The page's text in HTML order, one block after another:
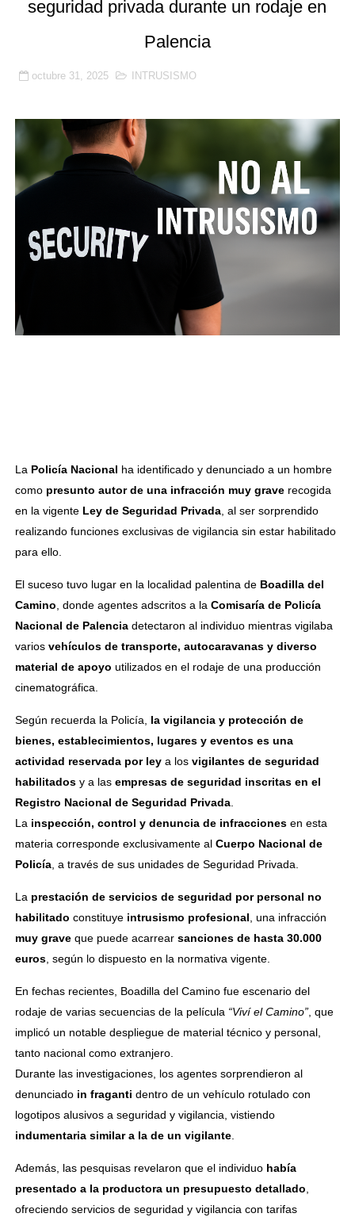
Benetússer refuerza con seguridad privada la
Grupo Secoex se perfila como adjudicataria de la
Adjudicado por 87,9 millones el contrato de apoyo a
seguridad privada durante un rodaje en
Palencia
octubre 31, 2025 INTRUSISMO
La Policía Nacional ha identificado y denunciado a un hombre
como presunto autor de una infracción muy graverecogida
en la vigente Ley de Seguridad Privada, al ser sorprendido
realizando funciones exclusivas de vigilancia sin estar habilitado
para ello.
El suceso tuvo lugar en la localidad palentina de Boadilla del
Camino, donde agentes adscritos a la Comisaría de Policía
Nacional de Palenciadetectaron al individuo mientras vigilaba
varios vehículos de transporte, autocaravanas y diverso
material de apoyo utilizados en el rodaje de una producción
cinematográfica.
Según recuerda la Policía, la vigilancia y protección de
bienes, establecimientos, lugares y eventos es una
actividad reservada por leya los vigilantes de seguridad
habilitadosy a las empresas de seguridad inscritas en el
Registro Nacional de Seguridad Privada.
La inspección, control y denuncia de infraccionesen esta
materia corresponde exclusivamente al Cuerpo Nacional de
Policía, a través de sus unidades de Seguridad Privada.
La prestación de servicios de seguridad por personal no
habilitado constituye intrusismo profesional, una infracción
muy graveque puede acarrear sanciones de hasta 30.000
euros, según lo dispuesto en la normativa vigente.
En fechas recientes, Boadilla del Camino fue escenario del
rodaje de varias secuencias de la película “Viví el Camino”, que
implicó un notable despliegue de material técnico y personal,
tanto nacional como extranjero.
Durante las investigaciones, los agentes sorprendieron al
denunciado in fraganti dentro de un vehículo rotulado con
logotipos alusivos a seguridad y vigilancia, vistiendo
indumentaria similar a la de un vigilante.
Además, las pesquisas revelaron que el individuo había
presentado a la productora un presupuesto detallado,
ofreciendo servicios de seguridad y vigilancia con tarifas